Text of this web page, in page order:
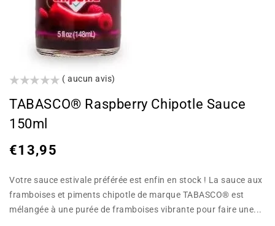
()
( aucun avis)
TABASCO® Raspberry Chipotle Sauce
150ml
Prix
€13,95
Votre sauce estivale préférée est enfin en stock ! La sauce aux
framboises et piments chipotle de marque TABASCO® est
mélangée à une purée de framboises vibrante pour faire une...